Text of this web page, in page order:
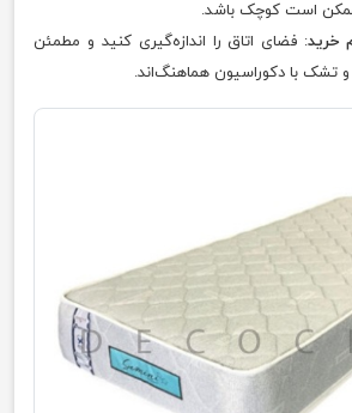
ممکن است کوچک باشد.
خرید: فضای اتاق را اندازه‌گیری کنید و مطمئن
تشک با دکوراسیون هماهنگ‌اند.